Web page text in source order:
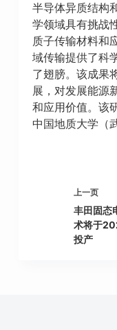
半导体异质结构
学领域具有挑战
质子传输材料和
域传输提供了科
了翅膀。该成果
展，对发展能源
和应用价值。该
中国地质大学（
上一页
丰田固态
术将于
投产